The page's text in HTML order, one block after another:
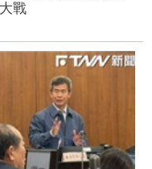
戰